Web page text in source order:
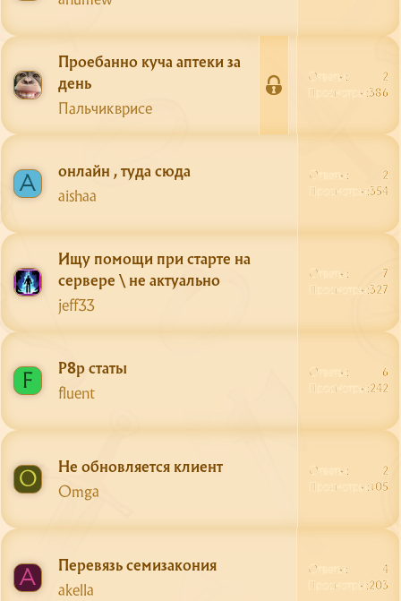
Форум
О сервере
Скачать
Проебанно куча аптеки за
день
Пальчикврисе
З
к
Ответы
2
Просмотры 386
A
онлайн , туда сюда
aishaa
Ответы
2
Просмотры 354
Ищу помощи при старте на
сервере \ не актуально
jeff33
Ответы
7
Просмотры 327
F
Р8р статы
fluent
Ответы
6
Просмотры 242
O
Не обновляется клиент
Omga
Ответы
2
Просмотры 105
A
Перевязь семизакония
akella
Ответы
4
Просмотры 203